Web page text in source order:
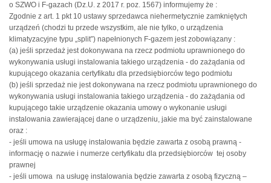
o SZWO i F-gazach (Dz.U. z 2017 r. poz. 1567) informujemy że :
Zgodnie z art. 1 pkt 10 ustawy sprzedawca niehermetycznie zamkniętych
urządzeń (chodzi tu przede wszystkim, ale nie tylko, o urządzenia
klimatyzacyjne typu „split”) napełnionych F-gazem jest zobowiązany :
(a) jeśli sprzedaż jest dokonywana na rzecz podmiotu uprawnionego do
wykonywania usługi instalowania takiego urządzenia - do zażądania od
kupującego okazania certyfikatu dla przedsiębiorców tego podmiotu
(b) jeśli sprzedaż nie jest dokonywana na rzecz podmiotu uprawnionego do
wykonywania usługi instalowania takiego urządzenia - do zażądania od
kupującego takie urządzenie okazania umowy o wykonanie usługi
instalowania zawierającej dane o urządzeniu, jakie ma być zainstalowane
oraz :
- jeśli umowa na usługę instalowania będzie zawarta z osobą prawną -
informację o nazwie i numerze certyfikatu dla przedsiębiorców tej osoby
prawnej
- jeśli umowa na usługę instalowania będzie zawarta z osobą fizyczną –